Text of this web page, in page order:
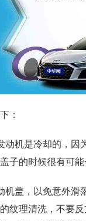
：
动机是冷却的，
子的时候很有可
机盖，以免意外
纹理清洗，不要